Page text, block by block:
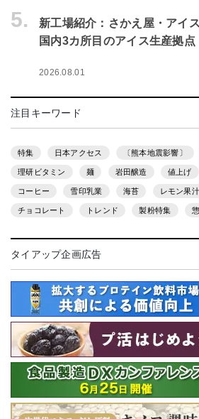
5.
新工場紹介：さかえ屋・アイ
国内3カ所目のアイス生産拠点
2026.08.01
注目キーワード
特集 日本アクセス 〔熊本地震影響〕
理研ビタミン 麺 岩田醸造 値上げ
コーヒー 雪印乳業 海苔 レモン果汁
チョコレート トレンド 製粉特集
タイアップ企画広告